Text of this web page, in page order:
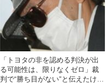
「トヨタの非を認める判決が出
る可能性は、限りなくゼロ」裁
判で“勝ち目がない”と伝えたけれ